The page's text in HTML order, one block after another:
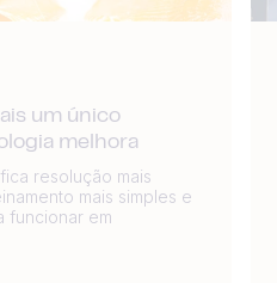
um único
melhora
resolução mais
mais simples e
funcionar em